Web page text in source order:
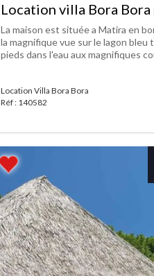
Location villa Bora
La maison est située a Matira en
la magnifique vue sur le lagon
pieds dans l'eau aux magnifiques
Location Villa Bora Bora
Réf : 140582